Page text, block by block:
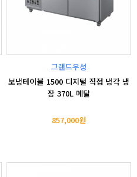
그랜드우성
보냉테이블 1500 디지털 직접 냉각 냉
장 370L 메탈
857,000원